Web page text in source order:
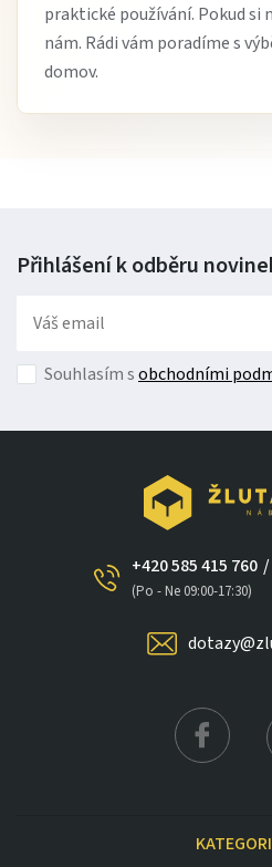
praktické používání. Pokud
nám. Rádi vám poradíme s
domov.
Přihlášení k odběru
Souhlasím sobchodními
+420 585 415 760
(Po - Ne 09:00-17:30)
/